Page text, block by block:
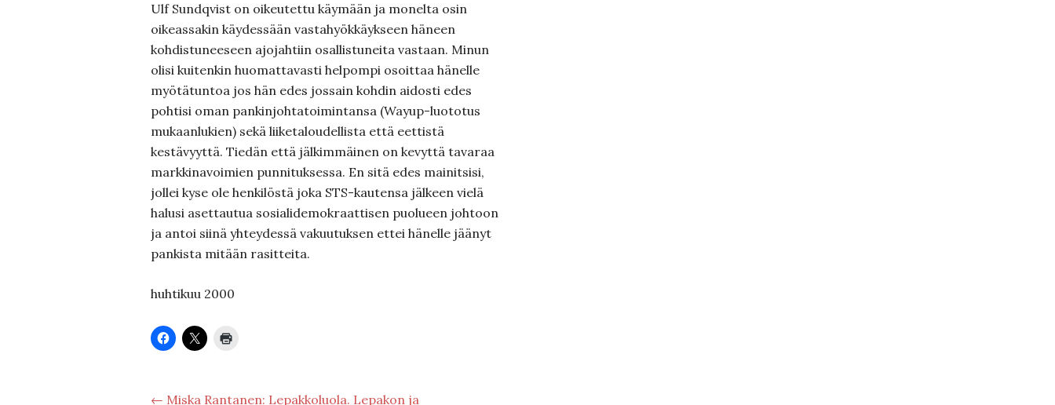
Ulf Sundqvist on oikeutettu käymään ja monelta osin
oikeassakin käydessään vastahyökkäykseen häneen
kohdistuneeseen ajojahtiin osallistuneita vastaan. Minun
olisi kuitenkin huomattavasti helpompi osoittaa hänelle
myötätuntoa jos hän edes jossain kohdin aidosti edes
pohtisi oman pankinjohtatoimintansa (Wayup-luototus
mukaanlukien) sekä liiketaloudellista että eettistä
kestävyyttä. Tiedän että jälkimmäinen on kevyttä tavaraa
markkinavoimien punnituksessa. En sitä edes mainitsisi,
jollei kyse ole henkilöstä joka STS-kautensa jälkeen vielä
halusi asettautua sosialidemokraattisen puolueen johtoon
ja antoi siinä yhteydessä vakuutuksen ettei hänelle jäänyt
pankista mitään rasitteita.
huhtikuu 2000
← Miska Rantanen: Lepakkoluola. Lepakon ja